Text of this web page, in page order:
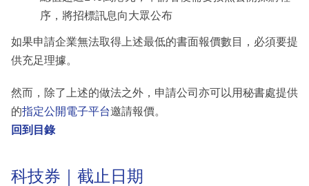
序，將招標訊息向大眾公布
如果申請企業無法取得上述最低的書面報價數目，必須要提
供充足理據。
然而，除了上述的做法之外，申請公司亦可以用秘書處提供
的指定公開電子平台邀請報價。
回到目錄
科技券｜截止日期